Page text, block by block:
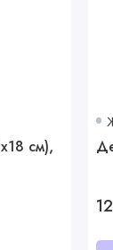
см),